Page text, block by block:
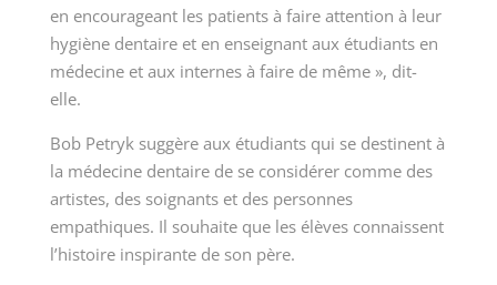
en encourageant les patients à faire attention à leur
hygiène dentaire et en enseignant aux étudiants en
médecine et aux internes à faire de même », dit-
elle.
Bob Petryk suggère aux étudiants qui se destinent à
la médecine dentaire de se considérer comme des
artistes, des soignants et des personnes
empathiques. Il souhaite que les élèves connaissent
l’histoire inspirante de son père.